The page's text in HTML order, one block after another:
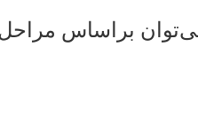
براساس مراحل